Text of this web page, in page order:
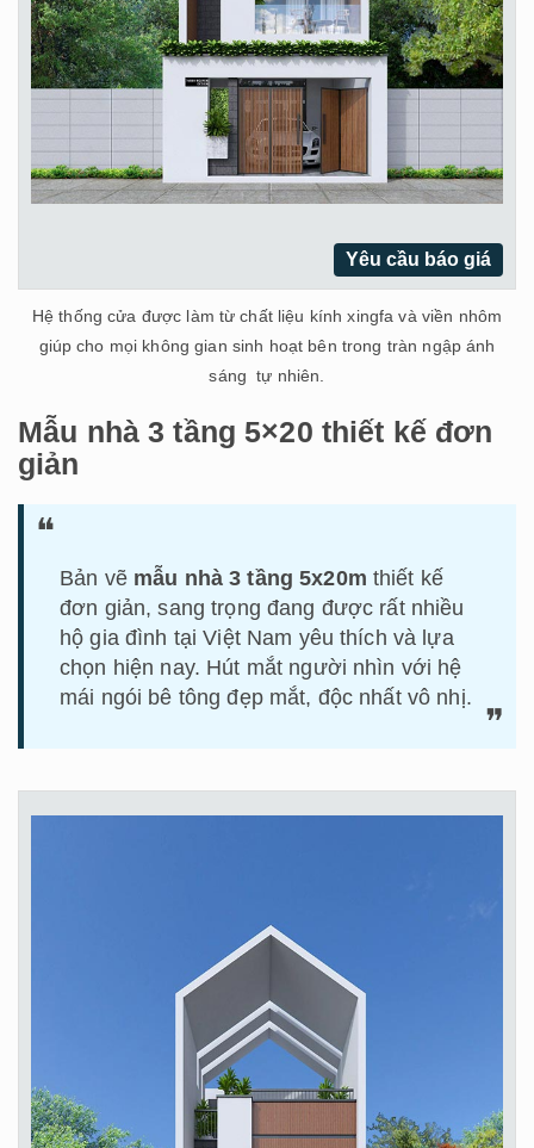
Yêu cầu báo giá
Hệ thống cửa được làm từ chất liệu kính xingfa và viền nhôm
giúp cho mọi không gian sinh hoạt bên trong tràn ngập ánh
sáng tự nhiên.
Mẫu nhà 3 tầng 5×20 thiết kế đơn
giản
Bản vẽ mẫu nhà 3 tầng 5x20m thiết kế
đơn giản, sang trọng đang được rất nhiều
hộ gia đình tại Việt Nam yêu thích và lựa
chọn hiện nay. Hút mắt người nhìn với hệ
mái ngói bê tông đẹp mắt, độc nhất vô nhị.